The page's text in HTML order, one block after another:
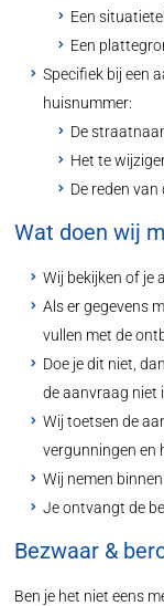
Een
Een
Specifiek bij een
huisnummer:
De
Het te
De reden van
Wat doen wij
Wij bekijken of je
Als er gegevens
vullen met de
Doe je dit niet,
de aanvraag niet
Wij toetsen de
vergunningen en
Wij nemen
Je ontvangt de
Bezwaar &
Ben je het niet eens